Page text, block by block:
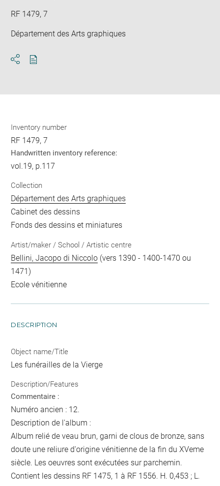
RF 1479, 7
Département des Arts graphiques
Inventory number
RF 1479, 7
Handwritten inventory reference:
vol.19, p.117
Collection
Département des Arts graphiques
Cabinet des dessins
Fonds des dessins et miniatures
Artist/maker / School / Artistic centre
Bellini, Jacopo di Niccolo (vers 1390 - 1400-1470 ou
1471)
Ecole vénitienne
DESCRIPTION
Object name/Title
Les funérailles de la Vierge
Description/Features
Commentaire :
Numéro ancien : 12.
Description de l'album :
Album relié de veau brun, garni de clous de bronze, sans
doute une reliure d'origine vénitienne de la fin du XVeme
siècle. Les oeuvres sont exécutées sur parchemin.
Contient les dessins RF 1475, 1 à RF 1556. H. 0,453 ; L.